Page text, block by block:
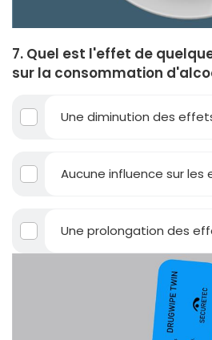
7. Quel est l'effet de
sur la consommation
Une diminution des
Aucune influence sur
Une prolongation des